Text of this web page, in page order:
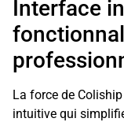
Interface
La force de
intuitive qui